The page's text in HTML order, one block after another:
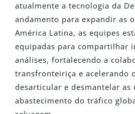
atualmente a tecnologia da
andamento para expandir as
América Latina, as equipes
equipadas para compartilhar
análises, fortalecendo a
transfronteiriça e acelerando
desarticular e desmantelar as
abastecimento do tráfico